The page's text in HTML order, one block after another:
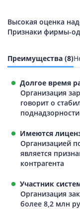
Высокая оценка
Признаки фирмы-
Преимущества (8)
Долгое время
Организация
говорит о
Имеются
Организацией
является
контрагента
Участник
Организация
более 8,2 млн